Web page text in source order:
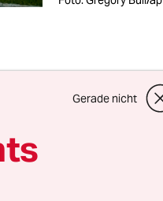
von
Gerade nicht